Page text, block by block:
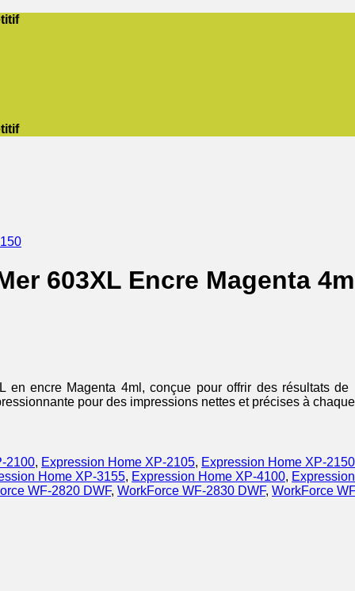
603XL Encre Magenta
encre Magenta 4ml, conçue pour offrir des résultats
pour des impressions nettes et précises à
2100, Expression Home XP-2105, Expression Home XP-2150
Home XP-3155, Expression Home XP-4100,
WF-2820 DWF, WorkForce WF-2830 DWF, WorkForce